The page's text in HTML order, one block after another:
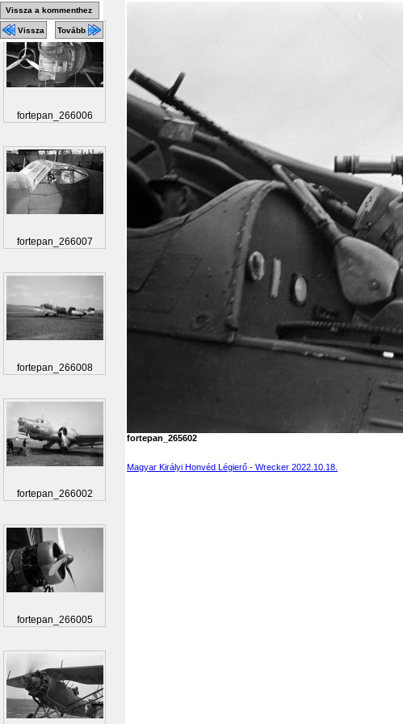
fortepan_265602
Magyar Királyi Honvéd Légierő - Wrecker 2022.10.18.
Vissza a kommenthez
Vissza Tovább
fortepan_266006
fortepan_266007
fortepan_266008
fortepan_266002
fortepan_266005